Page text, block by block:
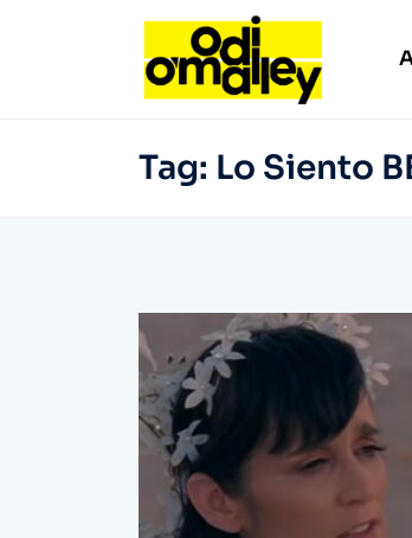
Tag: Lo Siento